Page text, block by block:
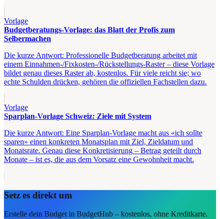
Vorlage
Budgetberatungs-Vorlage: das Blatt der Profis zum
Selbermachen
Die kurze Antwort: Professionelle Budgetberatung arbeitet mit
einem Einnahmen-/Fixkosten-/Rückstellungs-Raster – diese Vorlage
bildet genau dieses Raster ab, kostenlos. Für viele reicht sie; wo
echte Schulden drücken, gehören die offiziellen Fachstellen dazu.
Vorlage
Sparplan-Vorlage Schweiz: Ziele mit System
Die kurze Antwort: Eine Sparplan-Vorlage macht aus «ich sollte
sparen» einen konkreten Monatsplan mit Ziel, Zieldatum und
Monatsrate. Genau diese Konkretisierung – Betrag geteilt durch
Monate – ist es, die aus dem Vorsatz eine Gewohnheit macht.
Setz es direkt um
Erstelle dein Budget in BudgetHub – kostenlos, ohne Kreditkarte.